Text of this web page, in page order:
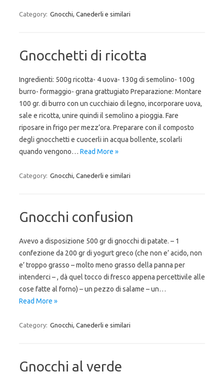
Category: Gnocchi, Canederli e similari
Gnocchetti di ricotta
Ingredienti: 500g ricotta- 4 uova- 130g di semolino- 100g
burro- formaggio- grana grattugiato Preparazione: Montare
100 gr. di burro con un cucchiaio di legno, incorporare uova,
sale e ricotta, unire quindi il semolino a pioggia. Fare
riposare in frigo per mezz’ora. Preparare con il composto
degli gnocchetti e cuocerli in acqua bollente, scolarli
quando vengono… Read More »
Category: Gnocchi, Canederli e similari
Gnocchi confusion
Avevo a disposizione 500 gr di gnocchi di patate. – 1
confezione da 200 gr di yogurt greco (che non e’ acido, non
e’ troppo grasso – molto meno grasso della panna per
intenderci – , dà quel tocco di fresco appena percettivile alle
cose fatte al forno) – un pezzo di salame – un…
Read More »
Category: Gnocchi, Canederli e similari
Gnocchi al verde